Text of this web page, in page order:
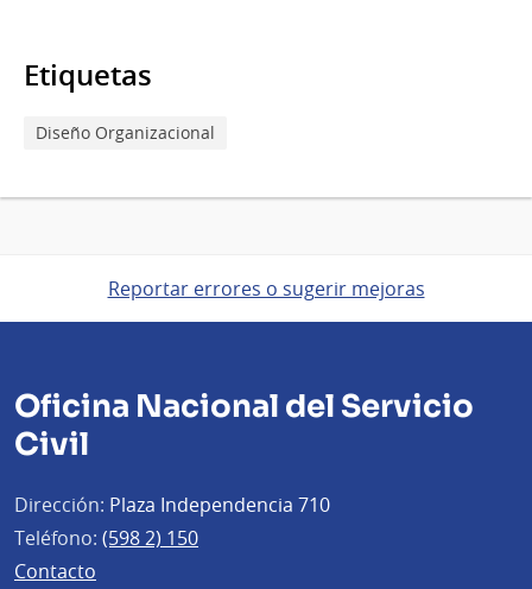
Etiquetas
Diseño Organizacional
Reportar errores o sugerir mejoras
Oficina Nacional del Servicio
Civil
Dirección: Plaza Independencia 710
Teléfono: (598 2) 150
Contacto